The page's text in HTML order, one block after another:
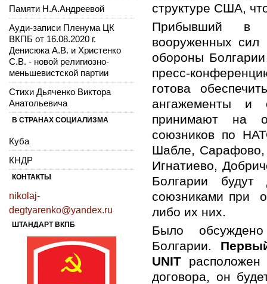
структуре США,
Прибывший в
вооруженных
обороны
пресс-
готова
ангажементы и
принимают на
союзников по
Шабле, Сарафово,
Игнатиево,
Болгарии будут
союзниками при
либо их них.
Было
Болгарии.
UNIT
договора, он
Памяти Н.А.Андреевой
Ауди-записи Пленума ЦК
ВКПБ от 16.08.2020 г.
Денисюка А.В. и Христенко
С.В. - новой религиозно-
меньшевистской партии
Стихи Дьяченко Виктора
Анатольевича
В СТРАНАХ СОЦИАЛИЗМА
Куба
КНДР
КОНТАКТЫ
nikolaj-
degtyarenko@yandex.ru
ШТАНДАРТ ВКПБ